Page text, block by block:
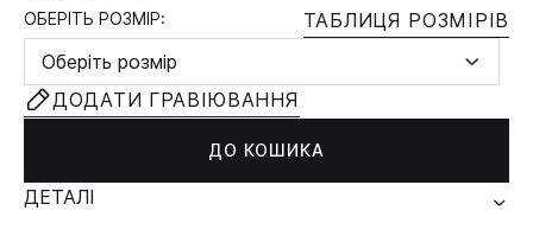
ОБЕРІТЬ РОЗМІР:
ТАБЛИЦЯ РОЗМІРІВ
Оберіть розмір
ДОДАТИ ГРАВІЮВАННЯ
ДО КОШИКА
ДЕТАЛІ